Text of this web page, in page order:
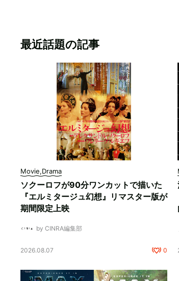
最近話題の記事
Movie,Drama
ソクーロフが90分ワンカットで描いた
『エルミタージュ幻想』リマスター版が
期間限定上映
by CINRA編集部
2026.08.07 0